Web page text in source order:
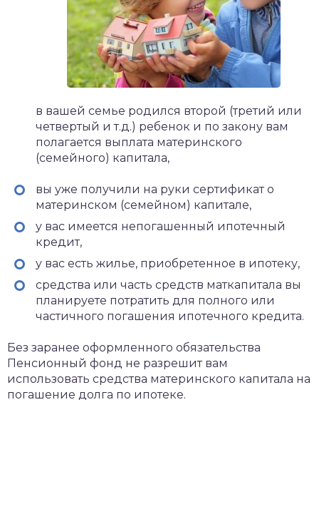
в вашей семье родился второй (третий или
четвертый и т.д.) ребенок и по закону вам
полагается выплата материнского
(семейного) капитала,
вы уже получили на руки сертификат о
материнском (семейном) капитале,
у вас имеется непогашенный ипотечный
кредит,
у вас есть жилье, приобретенное в ипотеку,
средства или часть средств маткапитала вы
планируете потратить для полного или
частичного погашения ипотечного кредита.
Без заранее оформленного обязательства
Пенсионный фонд не разрешит вам
использовать средства материнского капитала на
погашение долга по ипотеке.